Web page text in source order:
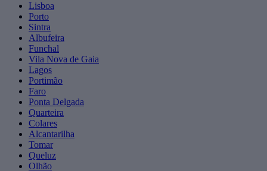
Lisboa
Porto
Sintra
Albufeira
Funchal
Vila Nova de Gaia
Lagos
Portimão
Faro
Ponta Delgada
Quarteira
Colares
Alcantarilha
Tomar
Queluz
Olhão